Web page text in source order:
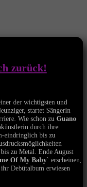
zurück!
der wichtigsten und
startet Sängerin
Wie schon zu Guano
durch ihre
eindringlich bis zu
zu Metal. Ende August
Of My Baby` erscheinen,
Debütalbum erwiesen